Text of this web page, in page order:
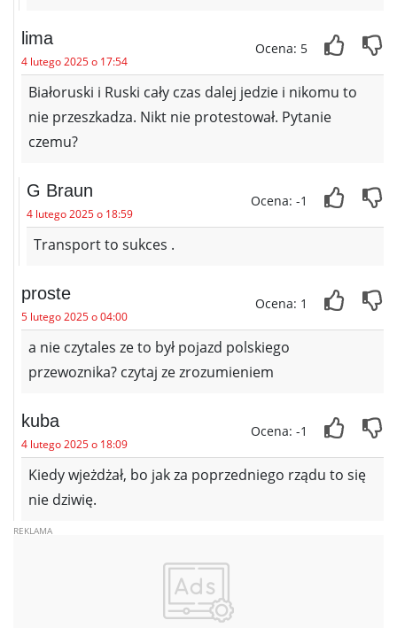
lima
4 lutego 2025 o 17:54
Ocena: 5
Białoruski i Ruski cały czas dalej jedzie i nikomu to
nie przeszkadza. Nikt nie protestował. Pytanie
czemu?
G Braun
4 lutego 2025 o 18:59
Ocena: -1
Transport to sukces .
proste
5 lutego 2025 o 04:00
Ocena: 1
a nie czytales ze to był pojazd polskiego
przewoznika? czytaj ze zrozumieniem
kuba
4 lutego 2025 o 18:09
Ocena: -1
Kiedy wjeżdżał, bo jak za poprzedniego rządu to się
nie dziwię.